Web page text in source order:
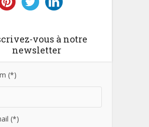
vous à notre
newsletter
(*)
(*)